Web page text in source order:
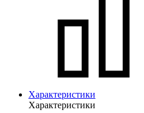
Характеристики
Характеристики